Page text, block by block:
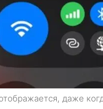
даже